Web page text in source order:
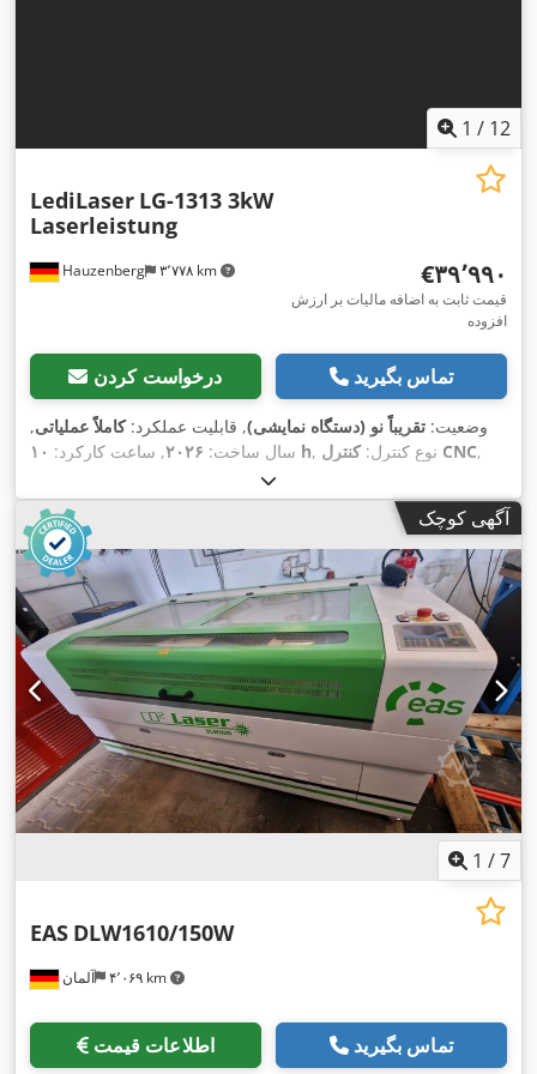
1 / 12
Hauzenberg ۳٬۷۷۸ km
LediLaser LG-1313 3kW
Laserleistung
‎€۳۹٬۹۹۰
قیمت ثابت به اضافه مالیات بر ارزش
افزوده
درخواست کردن تماس بگیرید
وضعیت: تقریباً نو (دستگاه نمایشی), قابلیت عملکرد:کاملاً عملیاتی,
سال ساخت: ۲۰۲۶, ساعت کارکرد: ۱۰ h , نوع کنترل: کنترل CNC,
, نوع تحریک:
سازنده منبع لیزر:MAX Photonics , توان لیزر:۳٬۰۰۰ وات
, طول
موج لیزر:
, حداکثر ضخامت ورق:
ضخامت ورق فولادی:۲۰ میلی‌متر
, حداکثر ضخامت ورق استنلس
استیل:۱۰ میلی‌متر , فرکانس ورودی:۵۰ هرتز
, نوع جریان ورودی:
سه فاز, نوع خنک‌کننده:آب, اتصال هوای فشرده:۸ میله
, وزن کل:
۲٬۸۰۰ کیلوگرم
, تجهیزات:استخراج دود, استخراج گرد و غبار, توقف
اضطراری, سیستم گریس کاری متمرکز, مانع نور ایمنی, مستندات /
راهنما, نشان CE, واحد خنک‌کننده,
آگهی کوچک
1 /7
آلمان ۴٬۰۶۹ km
EAS DLW1610/150W
اطلاعات قیمت تماس بگیرید